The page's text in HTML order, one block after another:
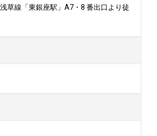
草線「東銀座駅」A7・8 番出口より徒